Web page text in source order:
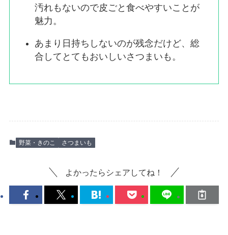
汚れもないので皮ごと食べやすいことが
魅力。
あまり日持ちしないのが残念だけど、総
合してとてもおいしいさつまいも。
野菜・きのこ さつまいも
よかったらシェアしてね！